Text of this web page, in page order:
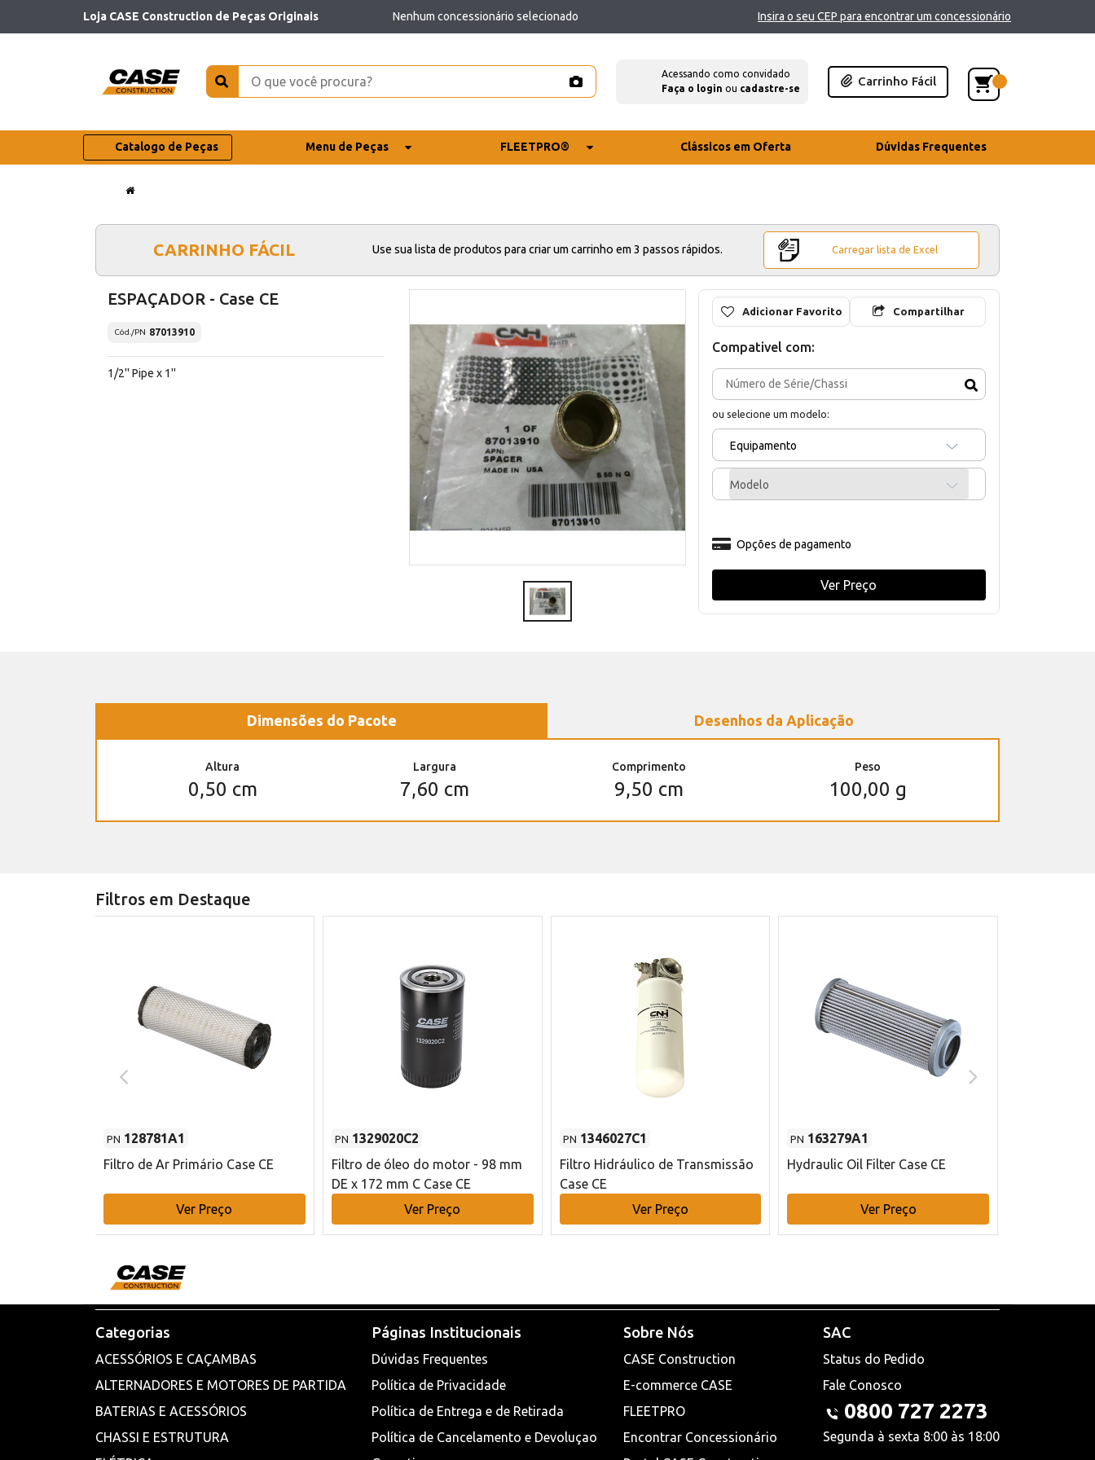
Loja CASE Construction de Peças Originais Nenhum concessionário selecionado Insira o seu CEP para encontrar um concessionário
Acessando como convidado
Faça o login ou cadastre-se
Carrinho Fácil
Catalogo de Peças Menu de Peças FLEETPRO® Clássicos em Oferta Dúvidas Frequentes
CARRINHO FÁCIL Use sua lista de produtos para criar um carrinho em 3 passos rápidos. Carregar lista de Excel
ESPAÇADOR - Case CE
Cód./PN 87013910
1/2'' Pipe x 1''
Adicionar Favorito Compartilhar
Compativel com:
ou selecione um modelo:
Equipamento
Modelo
Opções de pagamento
Ver Preço
Dimensões do Pacote Desenhos da Aplicação
Altura
0,50 cm
Largura
7,60 cm
Comprimento
9,50 cm
Peso
100,00 g
Filtros em Destaque
PN 128781A1
Filtro de Ar Primário Case CE
Ver Preço
PN 1329020C2
Filtro de óleo do motor - 98 mm
DE x 172 mm C Case CE
Ver Preço
PN 1346027C1
Filtro Hidráulico de Transmissão
Case CE
Ver Preço
PN 163279A1
Hydraulic Oil Filter Case CE
Ver Preço
Categorias
ACESSÓRIOS E CAÇAMBAS
ALTERNADORES E MOTORES DE PARTIDA
BATERIAS E ACESSÓRIOS
CHASSI E ESTRUTURA
Páginas Institucionais
Dúvidas Frequentes
Política de Privacidade
Política de Entrega e de Retirada
Política de Cancelamento e Devoluçao
Sobre Nós
CASE Construction
E-commerce CASE
FLEETPRO
Encontrar Concessionário
SAC
Status do Pedido
Fale Conosco
0800 727 2273
Segunda à sexta 8:00 às 18:00